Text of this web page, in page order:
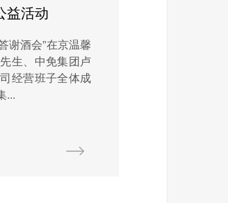
益活动
谢酒会”在京温馨
生、中免集团卢
经营班子全体成
...